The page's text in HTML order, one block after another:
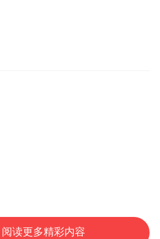
阅读更多精彩内容